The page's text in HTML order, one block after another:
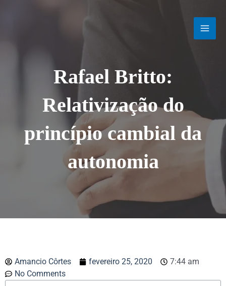
Rafael Britto:
Relativização do
princípio cambial da
autonomia
Amancio Côrtes fevereiro 25, 2020
7:44 am
No Comments